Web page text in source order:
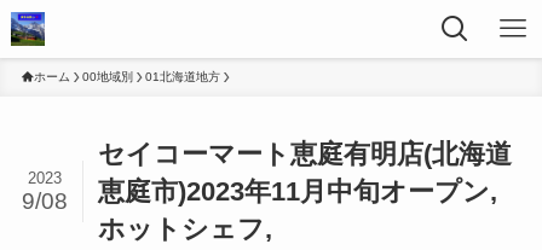
ホーム 00地域別 01北海道地方
セイコーマート恵庭有明店(北海道
恵庭市)2023年11月中旬オープン,
ホットシェフ,
2023
9/08